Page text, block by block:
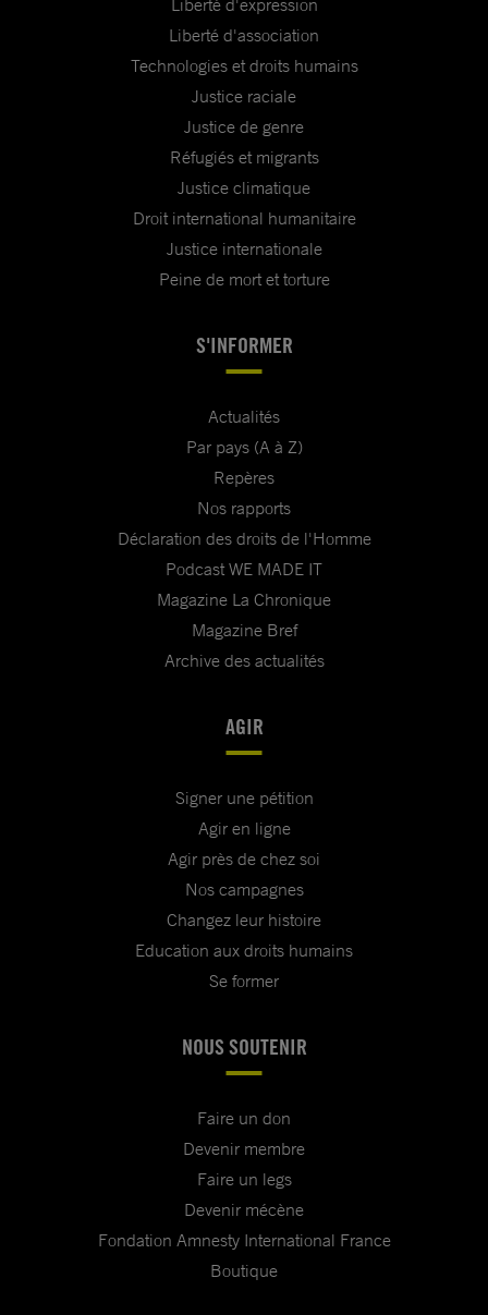
Liberté d'association
Technologies et droits humains
Justice raciale
Justice de genre
Réfugiés et migrants
Justice climatique
Droit international humanitaire
Justice internationale
Peine de mort et torture
S'INFORMER
Actualités
Par pays (A à Z)
Repères
Nos rapports
Déclaration des droits de l'Homme
Podcast WE MADE IT
Magazine La Chronique
Magazine Bref
Archive des actualités
AGIR
Signer une pétition
Agir en ligne
Agir près de chez soi
Nos campagnes
Changez leur histoire
Education aux droits humains
Se former
NOUS SOUTENIR
Faire un don
Devenir membre
Faire un legs
Devenir mécène
Fondation Amnesty International France
Boutique